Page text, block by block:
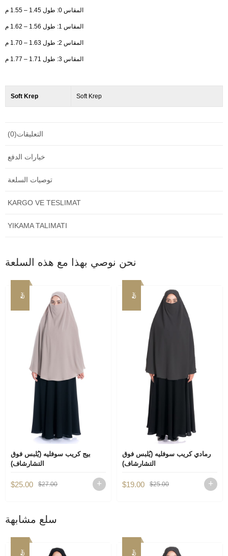
المقاس 0: طول 1.45 – 1.55 م
المقاس 1: طول 1.56 – 1.62 م
المقاس 2: طول 1.63 – 1.70 م
المقاس 3: طول 1.71 – 1.77 م
Soft Krep Soft Krep
التعليقات(0)
خيارات الدفع
توصيات السلعة
KARGO VE TESLIMAT
YIKAMA TALIMATI
نحن نوصي بهذا مع هذه السلعة
بيج كريب سوفليه (يُلبس فوق
التشارشاف)
$25.00 $27.00
بيع
رمادي كريب سوفليه (يُلبس فوق
التشارشاف)
$19.00 $25.00
بيع
سلع مشابهة
بيع بيع